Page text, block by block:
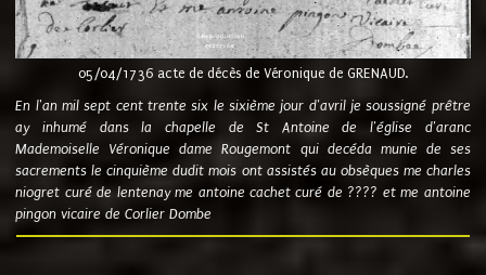
05/04/1736 acte de décès de Véronique de GRENAUD.
En l'an mil sept cent trente six le sixième jour d'avril je soussigné prêtre
ay inhumé dans la chapelle de St Antoine de l'église d'aranc
Mademoiselle Véronique dame Rougemont qui decéda munie de ses
sacrements le cinquième dudit mois ont assistés au obsèques me charles
niogret curé de lentenay me antoine cachet curé de ???? et me antoine
pingon vicaire de Corlier Dombe